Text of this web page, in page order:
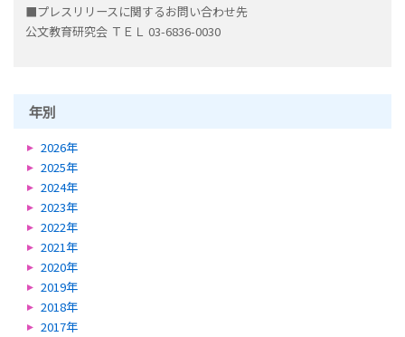
■プレスリリースに関するお問い合わせ先
公文教育研究会 ＴＥＬ 03-6836-0030
年別
2026年
2025年
2024年
2023年
2022年
2021年
2020年
2019年
2018年
2017年